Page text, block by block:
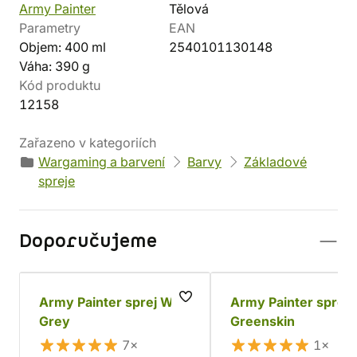
Army Painter
Tělová
Parametry
Objem: 400 ml
Váha: 390 g
EAN
2540101130148
Kód produktu
12158
Zařazeno v kategoriích
Wargaming a barvení
Barvy
Základové
spreje
Doporučujeme
Army Painter sprej Wolf
Grey
7×
Army Painter sprej
Greenskin
1×